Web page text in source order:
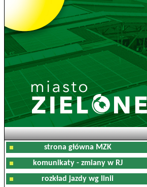
strona główna MZK
komunikaty - zmiany w RJ
rozkład jazdy wg linii